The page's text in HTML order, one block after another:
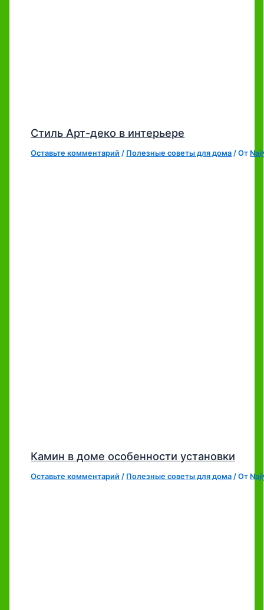
Стиль Арт-деко в интерьере
Оставьте комментарий / Полезные советы для дома / От
Камин в доме особенности установки
Оставьте комментарий / Полезные советы для дома / От